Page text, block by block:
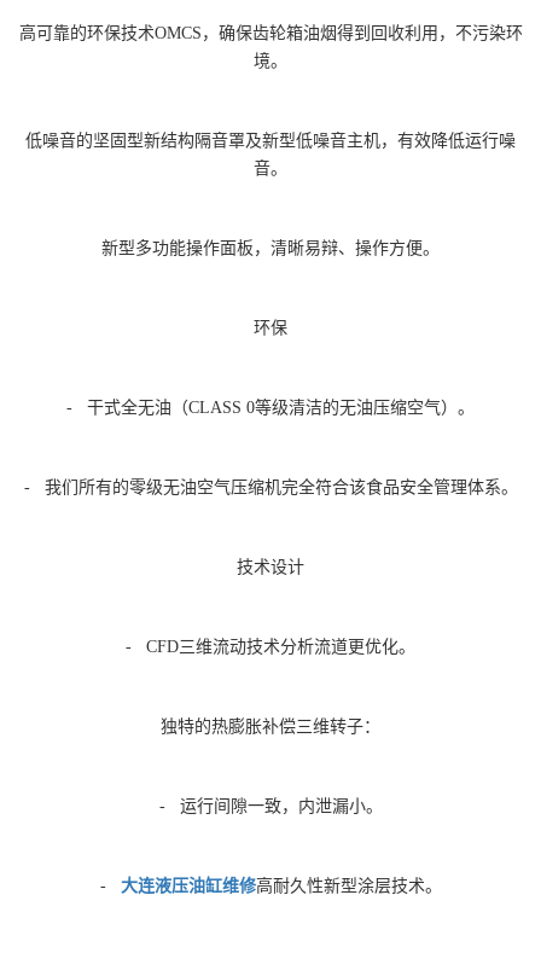
高可靠的环保技术OMCS，确保齿轮箱油烟得到回收利用，不污染环
境。
低噪音的坚固型新结构隔音罩及新型低噪音主机，有效降低运行噪
音。
新型多功能操作面板，清晰易辩、操作方便。
环保
- 干式全无油（CLASS 0等级清洁的无油压缩空气）。
- 我们所有的零级无油空气压缩机完全符合该食品安全管理体系。
技术设计
- CFD三维流动技术分析流道更优化。
独特的热膨胀补偿三维转子：
- 运行间隙一致，内泄漏小。
- 大连液压油缸维修高耐久性新型涂层技术。